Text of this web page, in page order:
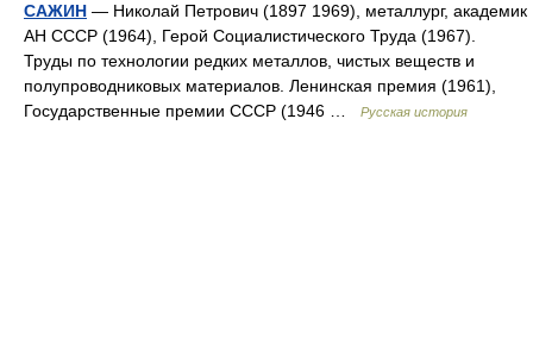
САЖИН — Николай Петрович (1897 1969), металлург, академик
АН СССР (1964), Герой Социалистического Труда (1967).
Труды по технологии редких металлов, чистых веществ и
полупроводниковых материалов. Ленинская премия (1961),
Государственные премии СССР (1946 …
Русская история